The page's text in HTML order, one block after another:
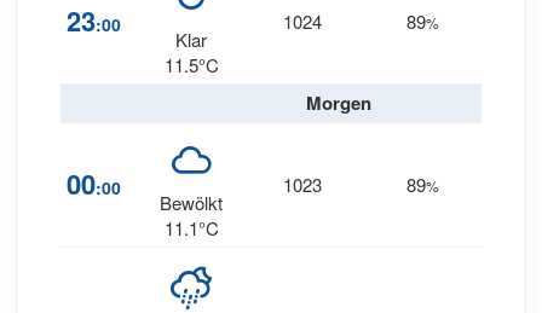
23:00
Klar
11.5°C
1024 89%
Morgen
00:00
Bewölkt
11.1°C
1023 89%